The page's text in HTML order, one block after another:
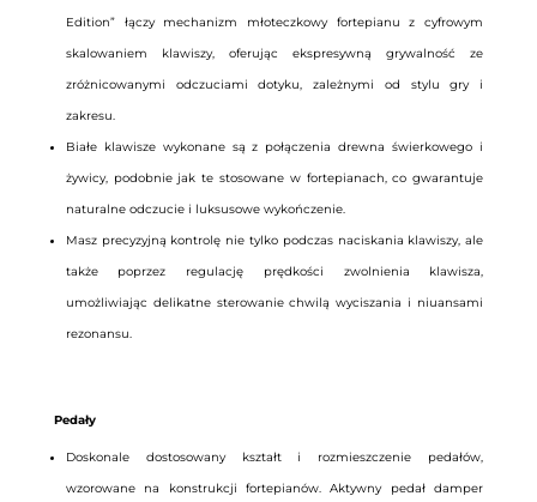
Edition” łączy mechanizm młoteczkowy fortepianu z cyfrowym
skalowaniem klawiszy, oferując ekspresywną grywalność ze
zróżnicowanymi odczuciami dotyku, zależnymi od stylu gry i
zakresu.
Białe klawisze wykonane są z połączenia drewna świerkowego i
żywicy, podobnie jak te stosowane w fortepianach, co gwarantuje
naturalne odczucie i luksusowe wykończenie.
Masz precyzyjną kontrolę nie tylko podczas naciskania klawiszy, ale
także poprzez regulację prędkości zwolnienia klawisza,
umożliwiając delikatne sterowanie chwilą wyciszania i niuansami
rezonansu.
Pedały
Doskonale dostosowany kształt i rozmieszczenie pedałów,
wzorowane na konstrukcji fortepianów. Aktywny pedał damper